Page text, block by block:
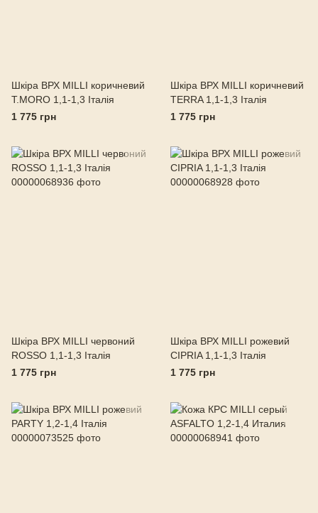
Шкіра ВРХ MILLI коричневий
T.MORO 1,1-1,3 Італія
1 775 грн
Шкіра ВРХ MILLI коричневий
TERRA 1,1-1,3 Італія
1 775 грн
Шкіра ВРХ MILLI червоний
ROSSO 1,1-1,3 Італія
1 775 грн
Шкіра ВРХ MILLI рожевий
CIPRIA 1,1-1,3 Італія
1 775 грн